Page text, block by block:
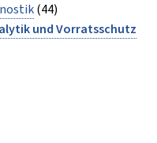
(44)
und Vorratsschutz